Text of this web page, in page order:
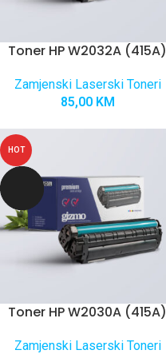
Toner HP W2032A (415A)
Zamjenski Laserski Toneri
85,00 KM
HOT
Toner HP W2030A (415A)
Zamjenski Laserski Toneri